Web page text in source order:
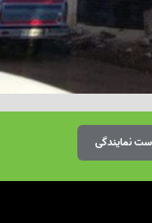
نمایندگی